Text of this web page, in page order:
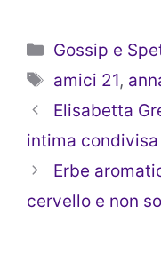
Categorie
Gossip e
Tag
amici 21,
Elisabetta
intima
Erbe
cervello e non